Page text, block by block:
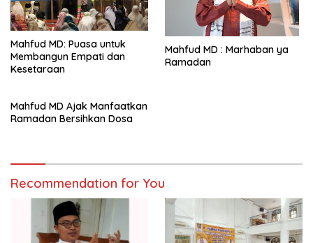
Mahfud MD: Puasa untuk
Membangun Empati dan
Kesetaraan
Mahfud MD : Marhaban ya
Ramadan
Mahfud MD Ajak Manfaatkan
Ramadan Bersihkan Dosa
Recommendation for You